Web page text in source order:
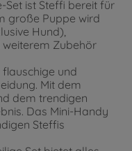
Set ist Steffi bereit für
große Puppe wird
Hund),
weiterem Zubehör
flauschige und
Mit dem
dem trendigen
Das Mini-Handy
Steffis